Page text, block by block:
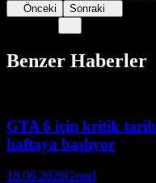
Önceki Sonraki
Benzer Haberler
GTA 6 için kritik tarih
haftaya başlıyor
18.06.2026Genel